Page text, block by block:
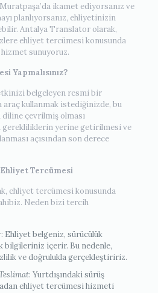
ikamet ediyorsanız ve
planlıyorsanız, ehliyetinizin
Antalya Translator olarak,
ehliyet tercümesi konusunda
sunuyoruz.
Yapmalısınız?
belgeleyen resmi bir
araç kullanmak istediğinizde, bu
çevrilmiş olması
gerekliliklerin yerine getirilmesi ve
açısından son derece
Tercümesi
ehliyet tercümesi konusunda
Neden bizi tercih
: Ehliyet belgeniz, sürücülük
bilgileriniz içerir. Bu nedenle,
ve doğrulukla gerçekleştiririz.
: Yurtdışındaki sürüş
ehliyet tercümesi hizmeti